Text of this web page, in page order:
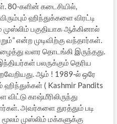
80-களின் கடைசியில்,
ஹிந்துக்களை விரட்டி
முஸ்லிம் பகுதியாக ஆக்கினால்
என்ற முடிவிற்கு வந்தார்கள்.
வளர தொடங்கி இருந்தது.
பலருக்கும் தெரிய
ஆம் ! 1989-ல் ஒரே
ஹிந்துக்கள் ( Kashmir Pandits
காஷ்மீரிலிருந்து
அவர்களை துரத்தும் படி
முஸ்லிம் மக்களுக்கு